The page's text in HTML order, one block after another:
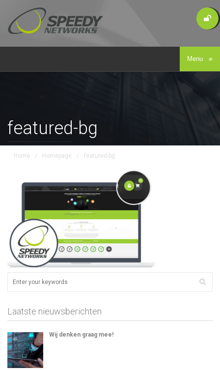
Menu ≡
featured-bg
Home / Homepage / featured-bg
Laatste nieuwsberichten
Wij denken graag mee!